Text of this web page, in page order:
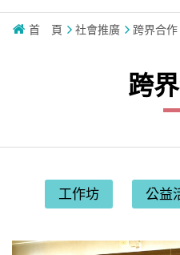
首 頁 社會推廣 跨界合作
跨
工作坊 公益